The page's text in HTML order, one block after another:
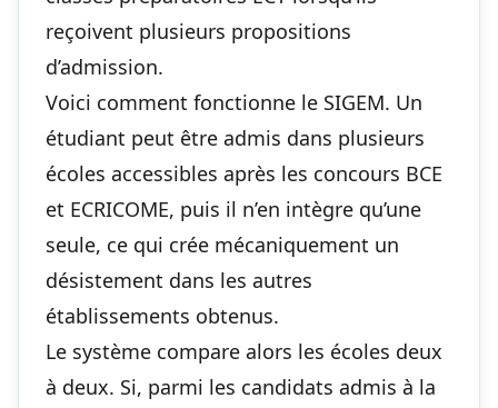
reçoivent plusieurs propositions
d’admission.
Voici comment fonctionne le SIGEM. Un
étudiant peut être admis dans plusieurs
écoles accessibles après les concours BCE
et ECRICOME, puis il n’en intègre qu’une
seule, ce qui crée mécaniquement un
désistement dans les autres
établissements obtenus.
Le système compare alors les écoles deux
à deux. Si, parmi les candidats admis à la